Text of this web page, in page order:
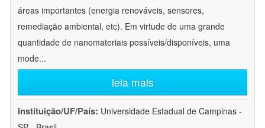
áreas importantes (energia renováveis, sensores,
remediação ambiental, etc). Em virtude de uma grande
quantidade de nanomateriais possíveis/disponíveis, uma
mode...
leia mais
Instituição/UF/País: Universidade Estadual de Campinas -